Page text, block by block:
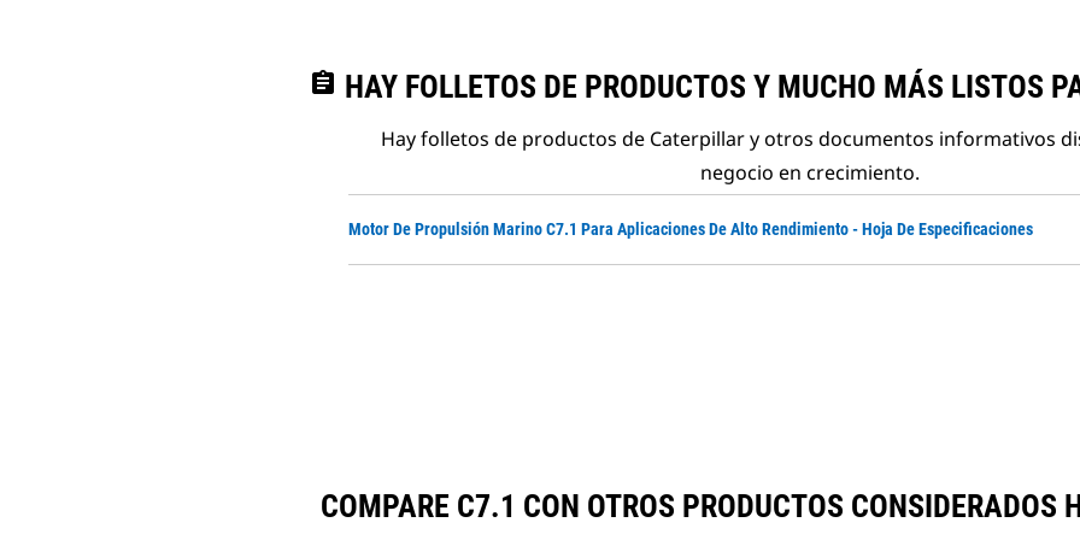
assignment HAY FOLLETOS DE PRODUCTOS Y MUCHO MÁS LISTOS
Hay folletos de productos de Caterpillar y otros documentos informativos
negocio en crecimiento.
Motor De Propulsión Marino C7.1 Para Aplicaciones De Alto Rendimiento - Hoja De Especificaciones
COMPARE C7.1 CON OTROS PRODUCTOS CONSIDERADOS